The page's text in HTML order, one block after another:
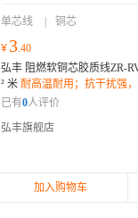
单芯线 铜芯
¥ 3.40
弘丰 阻燃软铜芯胶质线ZR-
² 米 耐高温耐用；抗干扰强，
适合多种环境安装使用；
已有0人评价
弘丰旗舰店
加入购物车